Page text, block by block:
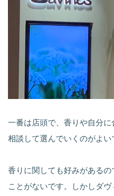
一番は店頭で、香りや自分
相談して選んでいくのがよい
香りに関しても好みがある
ことがないです。しかしダ